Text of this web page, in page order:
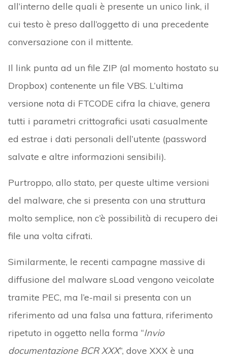
all’interno delle quali è presente un unico link, il
cui testo è preso dall’oggetto di una precedente
conversazione con il mittente.
Il link punta ad un file ZIP (al momento hostato su
Dropbox) contenente un file VBS. L’ultima
versione nota di FTCODE cifra la chiave, genera
tutti i parametri crittografici usati casualmente
ed estrae i dati personali dell’utente (password
salvate e altre informazioni sensibili).
Purtroppo, allo stato, per queste ultime versioni
del malware, che si presenta con una struttura
molto semplice, non c’è possibilità di recupero dei
file una volta cifrati.
Similarmente, le recenti campagne massive di
diffusione del malware sLoad vengono veicolate
tramite PEC, ma l’e-mail si presenta con un
riferimento ad una falsa una fattura, riferimento
ripetuto in oggetto nella forma “Invio
documentazione BCR XXX”, dove XXX è una